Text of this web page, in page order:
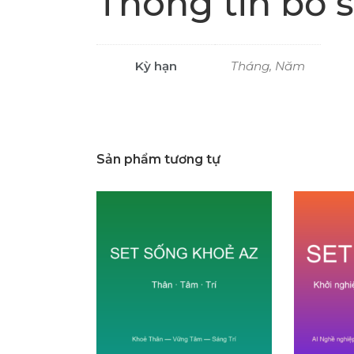
Kỳ hạn Tháng, Năm
Sản phẩm tương tự